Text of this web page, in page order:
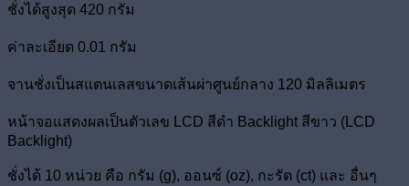
ชั่งได้สูงสุด 420 กรัม
ค่าละเอียด 0.01 กรัม
จานชั่งเป็นสแตนเลสขนาดเส้นผ่าศูนย์กลาง 120 มิลลิเมตร
หน้าจอแสดงผลเป็นตัวเลข LCD สีดำ Backlight สีขาว (LCD
Backlight)
ชั่งได้ 10 หน่วย คือ กรัม (g), ออนซ์ (oz), กะรัต (ct) และ อื่นๆ